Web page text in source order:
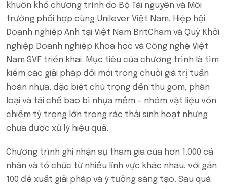
khuôn khổ chương trình do Bộ Tài nguyên và Môi
trường phối hợp cùng Unilever Việt Nam, Hiệp hội
Doanh nghiệp Anh tại Việt Nam BritCham và Quỹ Khởi
nghiệp Doanh nghiệp Khoa học và Công nghệ Việt
Nam SVF triển khai. Mục tiêu của chương trình là tìm
kiếm các giải pháp đổi mới trong chuỗi giá trị tuần
hoàn nhựa, đặc biệt chú trọng đến thu gom, phân
loại và tái chế bao bì nhựa mềm – nhóm vật liệu vốn
chiếm tỷ trọng lớn trong rác thải sinh hoạt nhưng
chưa được xử lý hiệu quả.
Chương trình ghi nhận sự tham gia của hơn 1.000 cá
nhân và tổ chức từ nhiều lĩnh vực khác nhau, với gần
100 đề xuất giải pháp và ý tưởng sáng tạo. Sau quá